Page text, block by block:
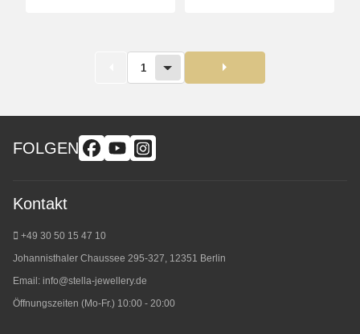
1
FOLGEN
Kontakt
+49 30 50 15 47 10
Johannisthaler Chaussee 295-327, 12351 Berlin
Email: info@stella-jewellery.de
Öffnungszeiten (Mo-Fr.) 10:00 - 20:00